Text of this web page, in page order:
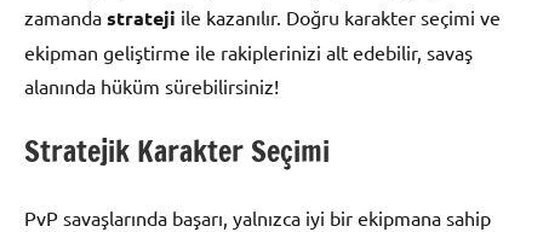
zamanda strateji ile kazanılır. Doğru karakter seçimi ve
ekipman geliştirme ile rakiplerinizi alt edebilir, savaş
alanında hüküm sürebilirsiniz!
Stratejik Karakter Seçimi
PvP savaşlarında başarı, yalnızca iyi bir ekipmana sahip